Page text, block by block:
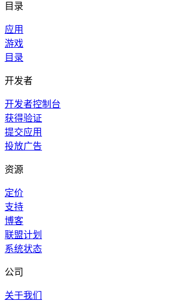
目录
应用
游戏
目录
开发者
开发者控制台
获得验证
提交应用
投放广告
资源
定价
支持
博客
联盟计划
系统状态
公司
关于我们